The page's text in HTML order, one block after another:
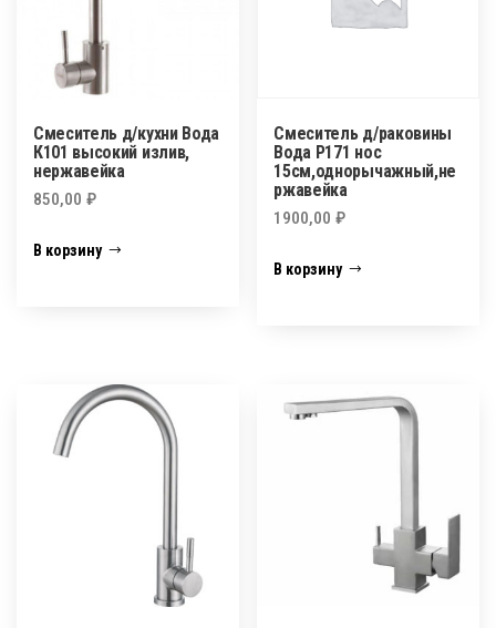
Смеситель д/кухни Вода
К101 высокий излив,
нержавейка
850,00 ₽
В корзину
Смеситель д/раковины
Вода Р171 нос
15см,однорычажный,не
ржавейка
1900,00₽
В корзину